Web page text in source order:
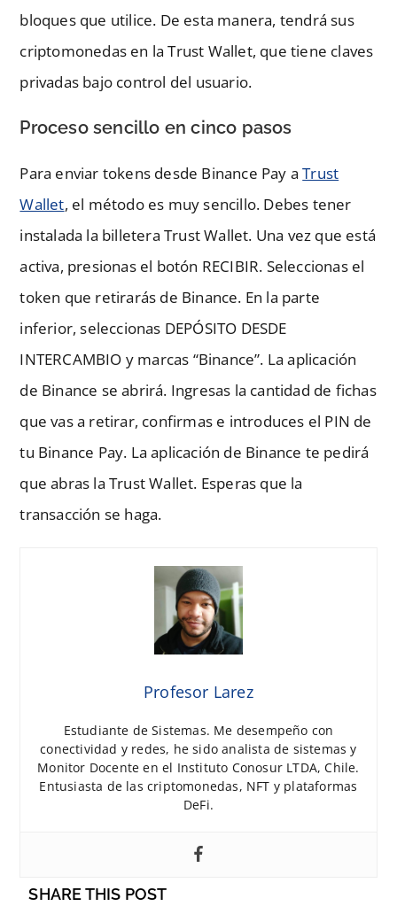
bloques que utilice. De esta manera, tendrá sus
criptomonedas en la Trust Wallet, que tiene claves
privadas bajo control del usuario.
Proceso sencillo en cinco pasos
Para enviar tokens desde Binance Pay aTrust
Wallet, el método es muy sencillo. Debes tener
instalada la billetera Trust Wallet. Una vez que está
activa, presionas el botón RECIBIR. Seleccionas el
token que retirarás de Binance. En la parte
inferior, seleccionas DEPÓSITO DESDE
INTERCAMBIO y marcas “Binance”. La aplicación
de Binance se abrirá. Ingresas la cantidad de fichas
que vas a retirar, confirmas e introduces el PIN de
tu Binance Pay. La aplicación de Binance te pedirá
que abras la Trust Wallet. Esperas que la
transacción se haga.
Profesor Larez
Estudiante de Sistemas. Me desempeño con
conectividad y redes, he sido analista de sistemas y
Monitor Docente en el Instituto Conosur LTDA, Chile.
Entusiasta de las criptomonedas, NFT y plataformas
DeFi.
SHARE THIS POST